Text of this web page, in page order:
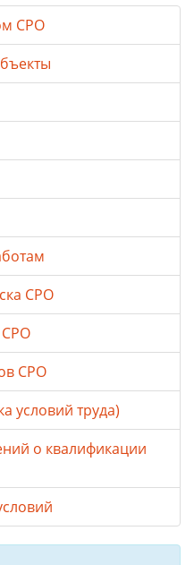
СРО
СРО
СРО
СРО
условий труда)
о квалификации